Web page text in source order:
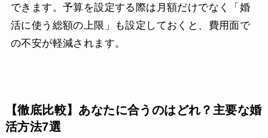
できます。予算を設定する際は月額だけでなく「婚
活に使う総額の上限」も設定しておくと、費用面で
の不安が軽減されます。
【徹底比較】あなたに合うのはどれ？主要な婚
活方法7選